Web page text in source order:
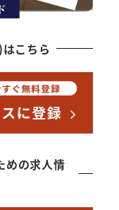
こちら
めの求人情